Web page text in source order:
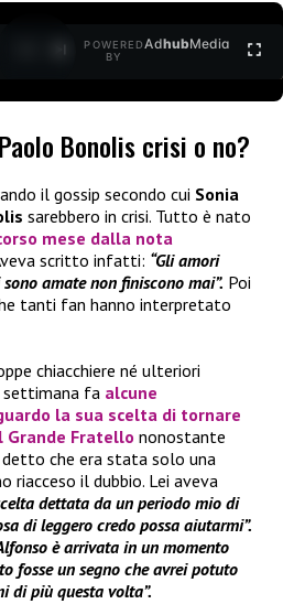
POWERED
BY
AdhubMedia
Bonolis crisi o no?
il gossip secondo cui Sonia
sarebbero in crisi. Tutto è nato
mese dalla nota
scritto infatti: “Gli amori
amate non finiscono mai”. Poi
tanti fan hanno interpretato
chiacchiere né ulteriori
settimana fa alcune
la sua scelta di tornare
Grande Fratello nonostante
che era stata solo una
riacceso il dubbio. Lei aveva
dettata da un periodo mio di
di leggero credo possa aiutarmi”.
è arrivata in un momento
fosse un segno che avrei potuto
di più questa volta”.